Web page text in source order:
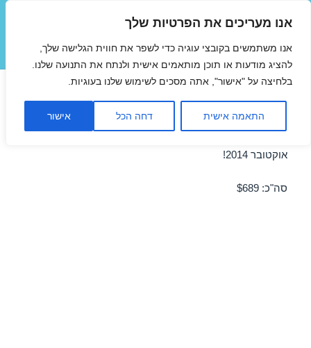
אנו מעריכים את הפרטיות שלך
אנו משתמשים בקובצי עוגיה כדי לשפר את חווית הגלישה שלך,
להציג מודעות או תוכן מותאמים אישית ולנתח את התנועה שלנו.
בלחיצה על "אישור", אתה מסכים לשימוש שלנו בעוגיות.
התאמה אישית דחה הכל אישור
תפריטים
ווידג'טים
טיסה לבודפשט 13/10/2014
אוקטובר 2014!
סה"כ: $689